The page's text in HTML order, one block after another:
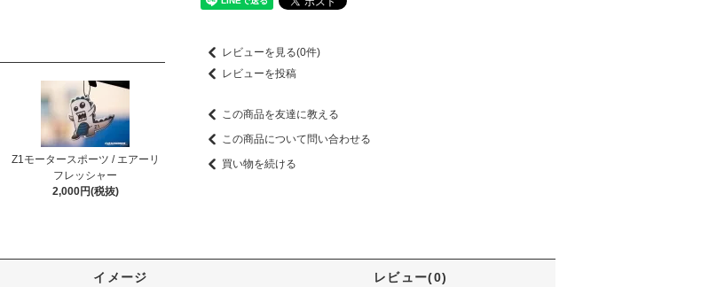
Z1モータースポーツ / エアーリ
フレッシャー
2,000円(税抜)
レビューを見る(0件)
レビューを投稿
この商品を友達に教える
この商品について問い合わせる
買い物を続ける
イメージ レビュー(0)